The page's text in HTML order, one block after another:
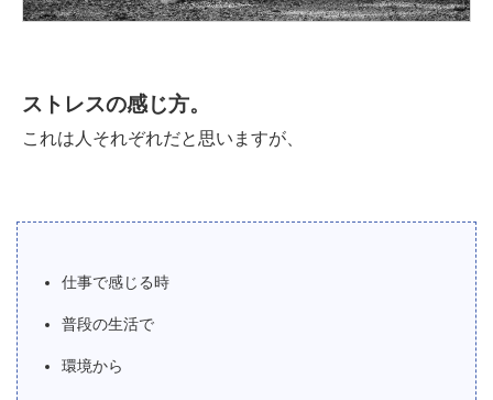
ストレスの感じ方。
これは人それぞれだと思いますが、
仕事で感じる時
普段の生活で
環境から